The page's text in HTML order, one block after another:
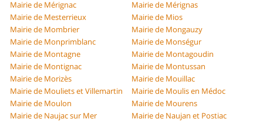
Mairie de Mérignac
Mairie de Mérignas
Mairie de Mesterrieux
Mairie de Mios
Mairie de Mombrier
Mairie de Mongauzy
Mairie de Monprimblanc
Mairie de Monségur
Mairie de Montagne
Mairie de Montagoudin
Mairie de Montignac
Mairie de Montussan
Mairie de Morizès
Mairie de Mouillac
Mairie de Mouliets et Villemartin
Mairie de Moulis en Médoc
Mairie de Moulon
Mairie de Mourens
Mairie de Naujac sur Mer
Mairie de Naujan et Postiac